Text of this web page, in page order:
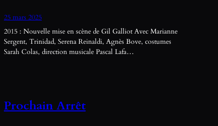
25 mars 2025
2015 : Nouvelle mise en scène de Gil Galliot Avec Marianne
Sergent, Trinidad, Serena Reinaldi, Agnès Bove, costumes
Sarah Colas, direction musicale Pascal Lafa…
Prochain Arrêt